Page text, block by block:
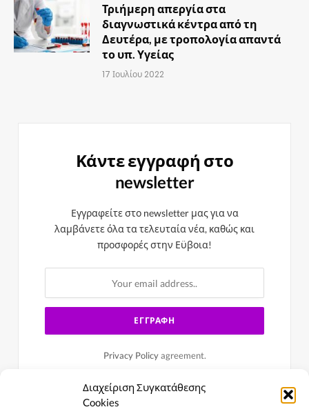
Διαχείριση Συγκατάθεσης
Cookies
Τριήμερη απεργία στα
διαγνωστικά κέντρα από τη
Δευτέρα, με τροπολογία απαντά
το υπ. Υγείας
17 Ιουλίου 2022
Κάντε εγγραφή στο
newsletter
Εγγραφείτε στο newsletter μας για να
λαμβάνετε όλα τα τελευταία νέα, καθώς και
προσφορές στην Εϋβοια!
Privacy Policyagreement.